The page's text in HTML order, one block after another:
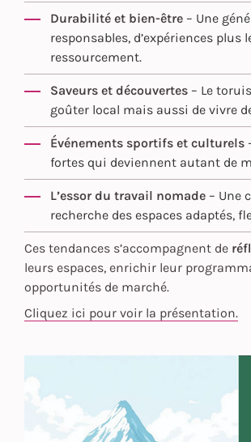
Durabilité et bien-être – Une
responsables, d’expériences
ressourcement.
Saveurs et découvertes – Le
goûter local mais aussi de vivre
Événements sportifs et culturels
fortes qui deviennent autant de
L’essor du travail nomade – Une
recherche des espaces adaptés,
Ces tendances s’accompagnent de
leurs espaces, enrichir leur
opportunités de marché.
Cliquez ici pour voir la présentation.